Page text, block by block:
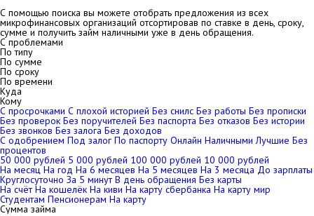
С помощью поиска вы можете отобрать предложения из всех
микрофинансовых организаций отсортировав по ставке в день, сроку,
сумме и получить займ наличными уже в день обращения.
С проблемами
По типу
По сумме
По сроку
По времени
Куда
Кому
С просрочками С плохой историей Без снилс Без работы Без прописки
Без проверок Без поручителей Без паспорта Без отказов Без истории
Без звонков Без залога Без доходов
С одобрением Под залог По паспорту Онлайн Наличными Лучшие Без
процентов
50 000 рублей 5 000 рублей 100 000 рублей 10 000 рублей
На месяц На год На 6 месяцев На 5 месяцев На 3 месяца До зарплаты
Круглосуточно За 5 минут В день обращения Без карты
На счёт На кошелёк На киви На карту сбербанка На карту мир
Студентам Пенсионерам На карту
Сумма займа